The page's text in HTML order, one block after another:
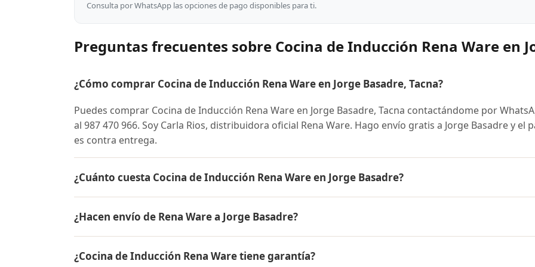
Consulta por WhatsApp las opciones de pago disponibles para ti.
Preguntas frecuentes sobre Cocina de Inducción Rena Ware en
¿Cómo comprar Cocina de Inducción Rena Ware en Jorge Basadre, Tacna?
Puedes comprar Cocina de Inducción Rena Ware en Jorge Basadre, Tacna contactándome por
al 987 470 966. Soy Carla Rios, distribuidora oficial Rena Ware. Hago envío gratis a Jorge Basadre y el
es contra entrega.
¿Cuánto cuesta Cocina de Inducción Rena Ware en Jorge Basadre?
conocer el precio actual, promociones disponibles y facilidades de pago en cuotas desde el 10% de
¿Hacen envío de Rena Ware a Jorge Basadre?
pago es contra entrega.
¿Cocina de Inducción Rena Ware tiene garantía?